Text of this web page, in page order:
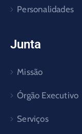
Personalidades
Junta
Missão
Órgão Executivo
Serviços